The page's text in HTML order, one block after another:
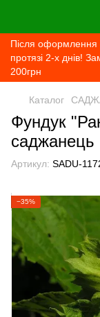
Після оформлення
протязі 2-х днів!
200грн
Каталог
Фундук
саджанець
Артикул: SADU-
−35%